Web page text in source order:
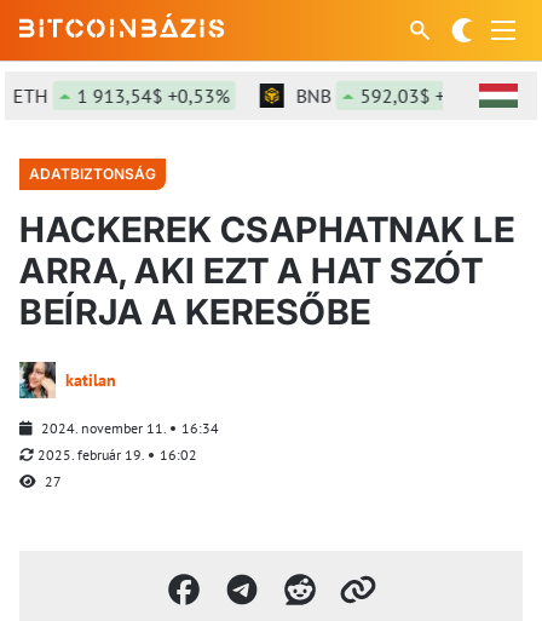
1 913,54$ +0,53% BNB 592,03$ +0,1%
ADATBIZTONSÁG
HACKEREK CSAPHATNAK LE
ARRA, AKI EZT A HAT SZÓT
BEÍRJA A KERESŐBE
katilan
2024. november 11.
16:34
2025. február 19.
16:02
27